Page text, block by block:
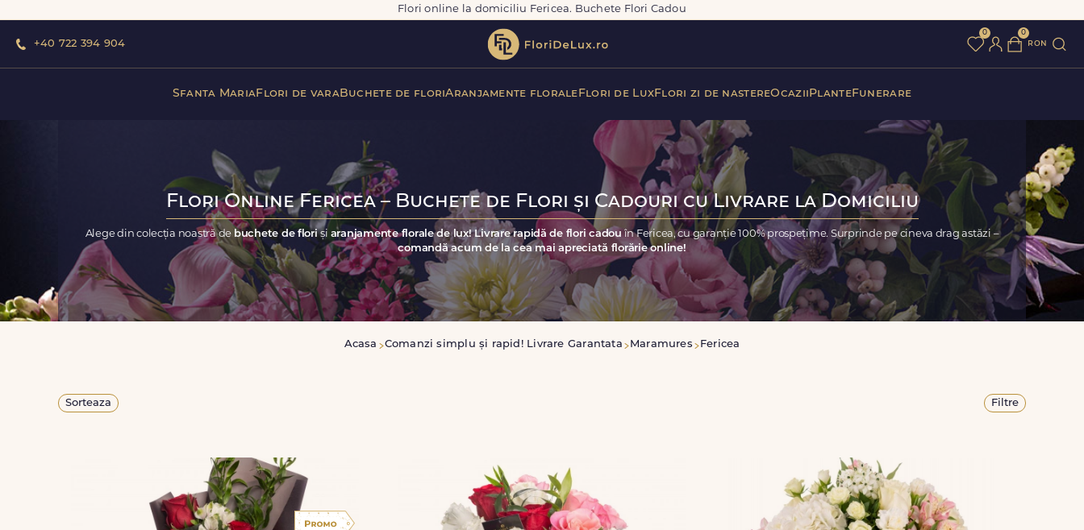
Flori online la domiciliu Fericea. Buchete Flori Cadou
+40 722 394 904
0 0
ron
Sfanta MariaFlori de varaBuchete de floriAranjamente florale Flori de LuxFlori zi de nastereOcazii PlanteFunerare
Flori Online Fericea – Buchete de Flori și Cadouri cu Livrare la Domiciliu
Alege din colecția noastră de buchete de floriși aranjamente florale de lux! Livrare rapidă de flori cadou în Fericea, cu garanție 100% prospețime. Surprinde pe cineva drag astăzi –
comandă acum de la cea mai apreciată florărie online!
Acasa Comanzi simplu și rapid! Livrare Garantata Maramures Fericea
Sorteaza Filtre